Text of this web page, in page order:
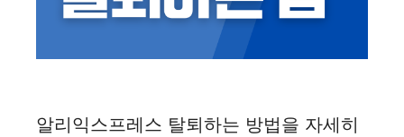
알리익스프레스 탈퇴하는 방법을 자세히